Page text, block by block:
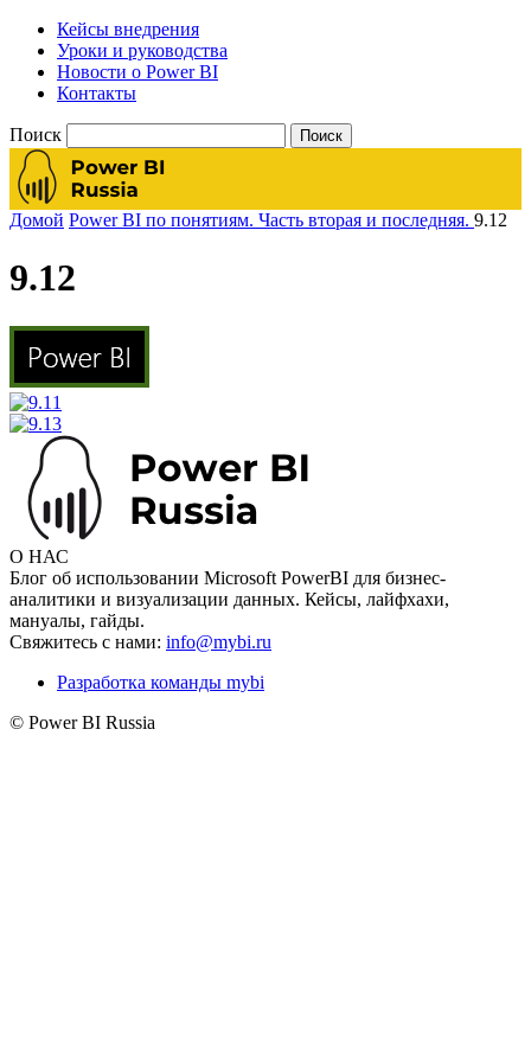
Кейсы внедрения
Уроки и руководства
Новости о Power BI
Контакты
Поиск
Домой Power BI по понятиям. Часть вторая и последняя. 9.12
9.12
О НАС
Блог об использовании Microsoft PowerBI для бизнес-
аналитики и визуализации данных. Кейсы, лайфхахи,
мануалы, гайды.
Свяжитесь с нами: info@mybi.ru
Разработка команды mybi
© Power BI Russia